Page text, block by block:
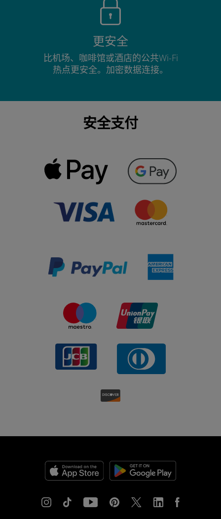
更安全
比机场、咖啡馆或酒店的公共Wi-Fi
热点更安全。加密数据连接。
安全支付